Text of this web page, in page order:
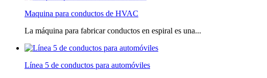
Maquina para conductos de HVAC
La máquina para fabricar conductos en espiral es una...
Línea 5 de conductos para automóviles